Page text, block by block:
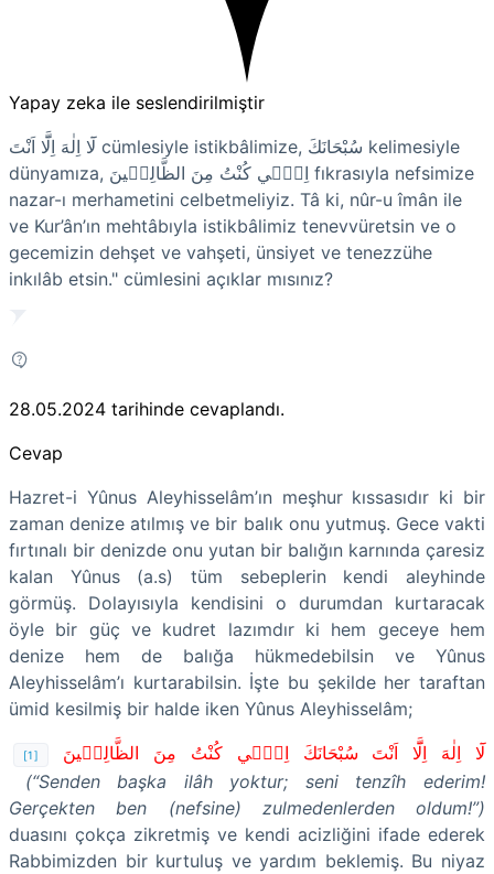
Yapay zeka ile seslendirilmiştir
لَٓا اِلٰهَ اِلَّٓا اَنْتَ cümlesiyle istikbâlimize, سُبْحَانَكَ kelimesiyle
dünyamıza, اِنّ۪ي كُنْتُ مِنَ الظَّالِم۪ينَ fıkrasıyla nefsimize
nazar-ı merhametini celbetmeliyiz. Tâ ki, nûr-u îmân ile
ve Kur’ân’ın mehtâbıyla istikbâlimiz tenevvüretsin ve o
gecemizin dehşet ve vahşeti, ünsiyet ve tenezzühe
inkılâb etsin." cümlesini açıklar mısınız?
28.05.2024 tarihinde cevaplandı.
Cevap
Hazret-i Yûnus Aleyhisselâm’ın meşhur kıssasıdır ki bir
zaman denize atılmış ve bir balık onu yutmuş. Gece vakti
fırtınalı bir denizde onu yutan bir balığın karnında çaresiz
kalan Yûnus (a.s) tüm sebeplerin kendi aleyhinde
görmüş. Dolayısıyla kendisini o durumdan kurtaracak
öyle bir güç ve kudret lazımdır ki hem geceye hem
denize hem de balığa hükmedebilsin ve Yûnus
Aleyhisselâm’ı kurtarabilsin. İşte bu şekilde her taraftan
ümid kesilmiş bir halde iken Yûnus Aleyhisselâm;
[1]
لَٓا اِلٰهَ اِلَّٓا اَنْتَ سُبْحَانَكَ اِنّ۪ي كُنْتُ مِنَ الظَّالِم۪ينَ
(“Senden başka ilâh yoktur; seni tenzîh ederim!
Gerçekten ben (nefsine) zulmedenlerden oldum!”)
duasını çokça zikretmiş ve kendi acizliğini ifade ederek
Rabbimizden bir kurtuluş ve yardım beklemiş. Bu niyaz